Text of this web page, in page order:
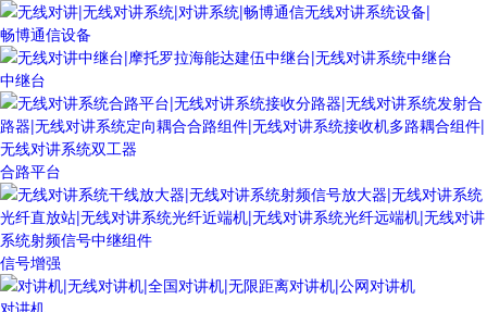
畅博通信设备
中继台
合路平台
信号增强
对讲机